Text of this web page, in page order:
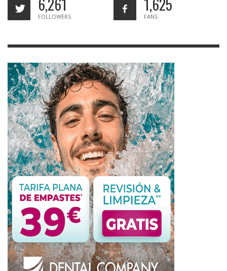
6,261
FOLLOWERS
1,625
FANS